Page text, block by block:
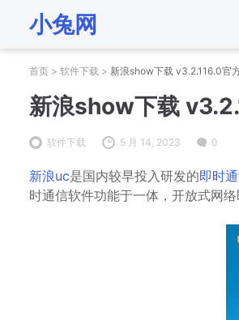
小兔网
首页 > 软件下载 > 新浪show下载 v3.2.116.0官
新浪show下载
软件下载 5 月 14, 2023 0
新浪uc是国内较早投入研发的即时
时通信软件功能于一体，开放式网